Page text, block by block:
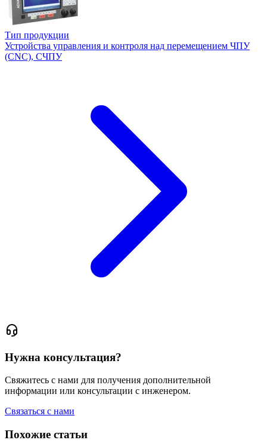
Тип продукции
Устройства управления и контроля над перемещением ЧПУ
(CNC), СЧПУ
Нужна консультация?
Свяжитесь с нами для получения дополнительной
информации или консультации с инженером.
Связаться с нами
Похожие статьи